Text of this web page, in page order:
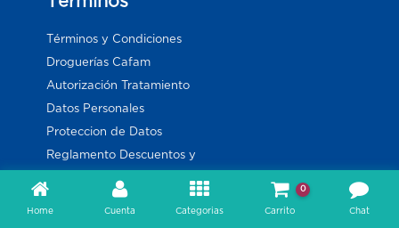
Términos y Condiciones
Droguerías Cafam
Autorización Tratamiento
Datos Personales
Proteccion de Datos
Reglamento Descuentos y
Promociones
Reversión Pago
Home Cuenta Categorias
0
Carrito Chat